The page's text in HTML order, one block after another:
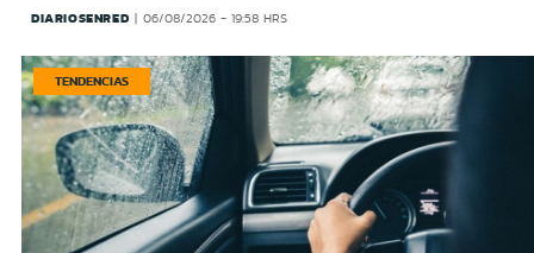
DIARIOSENRED 06/08/2026 - 19:58 HRS
TENDENCIAS